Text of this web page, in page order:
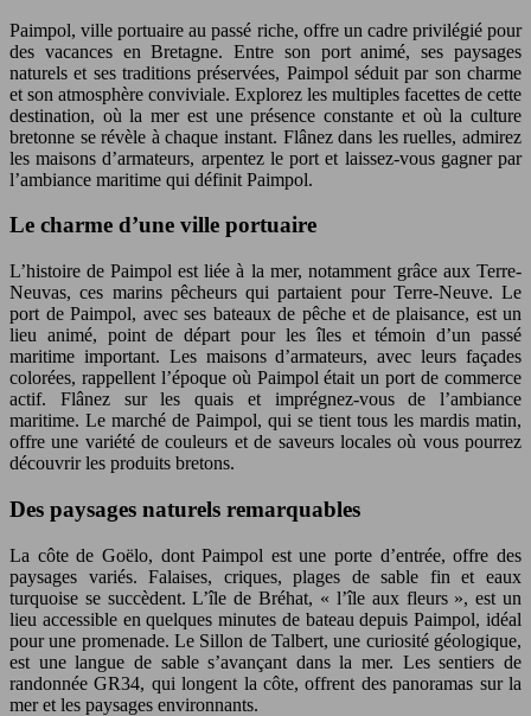
Paimpol, ville portuaire au passé riche, offre un cadre privilégié pour
des vacances en Bretagne. Entre son port animé, ses paysages
naturels et ses traditions préservées, Paimpol séduit par son charme
et son atmosphère conviviale. Explorez les multiples facettes de cette
destination, où la mer est une présence constante et où la culture
bretonne se révèle à chaque instant. Flânez dans les ruelles, admirez
les maisons d’armateurs, arpentez le port et laissez-vous gagner par
l’ambiance maritime qui définit Paimpol.
Le charme d’une ville portuaire
L’histoire de Paimpol est liée à la mer, notamment grâce aux Terre-
Neuvas, ces marins pêcheurs qui partaient pour Terre-Neuve. Le
port de Paimpol, avec ses bateaux de pêche et de plaisance, est un
lieu animé, point de départ pour les îles et témoin d’un passé
maritime important. Les maisons d’armateurs, avec leurs façades
colorées, rappellent l’époque où Paimpol était un port de commerce
actif. Flânez sur les quais et imprégnez-vous de l’ambiance
maritime. Le marché de Paimpol, qui se tient tous les mardis matin,
offre une variété de couleurs et de saveurs locales où vous pourrez
découvrir les produits bretons.
Des paysages naturels remarquables
La côte de Goëlo, dont Paimpol est une porte d’entrée, offre des
paysages variés. Falaises, criques, plages de sable fin et eaux
turquoise se succèdent. L’île de Bréhat, « l’île aux fleurs », est un
lieu accessible en quelques minutes de bateau depuis Paimpol, idéal
pour une promenade. Le Sillon de Talbert, une curiosité géologique,
est une langue de sable s’avançant dans la mer. Les sentiers de
randonnée GR34, qui longent la côte, offrent des panoramas sur la
mer et les paysages environnants.